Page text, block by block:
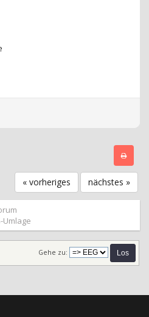
« vorheriges nächstes »
Umlage
Gehe zu: